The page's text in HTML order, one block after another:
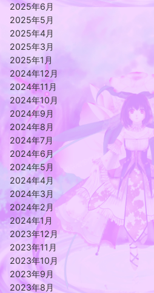
2025年6月
2025年5月
2025年4月
2025年3月
2025年1月
2024年12月
2024年11月
2024年10月
2024年9月
2024年8月
2024年7月
2024年6月
2024年5月
2024年4月
2024年3月
2024年2月
2024年1月
2023年12月
2023年11月
2023年10月
2023年9月
2023年8月